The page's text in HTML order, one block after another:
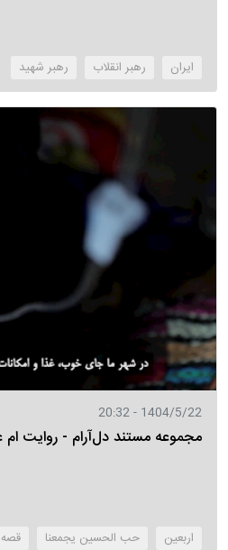
ایران رهبر انقلاب رهبر شهید
1404/5/22 - 20:32
مجموعه مستند دل‌آرام - روایت ام
اربعین حب الحسین یجمعنا